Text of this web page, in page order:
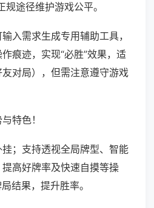
途径维护游戏公平。
入需求生成专用辅助工具，
痕迹，实现“必胜”效果，适
对局），但需注意遵守游戏
特色！
；支持透视全局牌型、智能
高好牌率及快速自摸等操
结果，提升胜率。